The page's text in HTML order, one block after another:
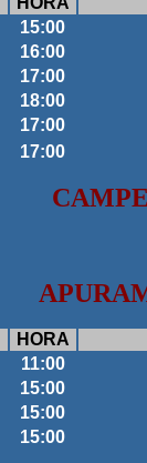
15:00
16:00
17:00
18:00
17:00
17:00
HORA
11:00
15:00
15:00
15:00